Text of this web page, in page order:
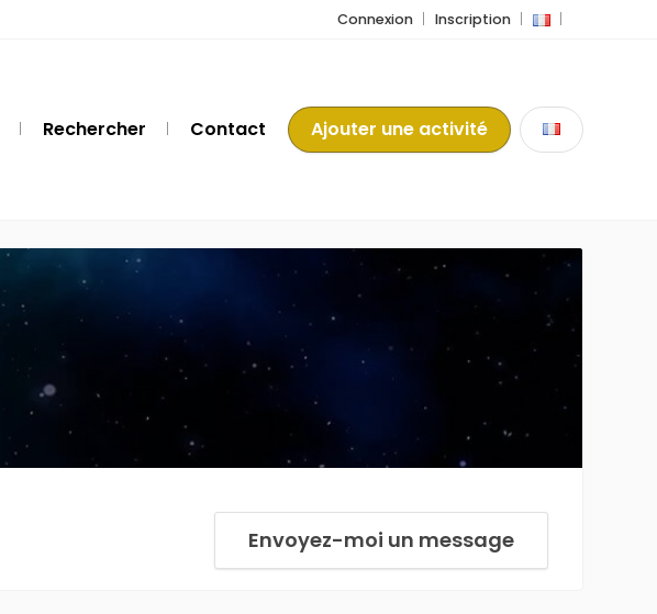
Connexion Inscription
Rechercher Contact Ajouter une activité
Envoyez-moi un message